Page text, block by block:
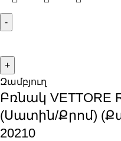
Զամբյուղ
Բռնակ VЕTTORE
(Սատին/Քրոմ)
20210